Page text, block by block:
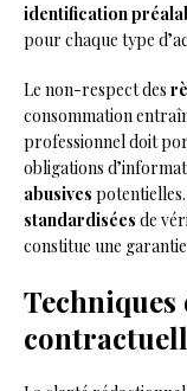
identification
pour chaque type
Le non-respect des
consommation
professionnel doit
obligations
abusives potentielles.
standardisées de
constitue une